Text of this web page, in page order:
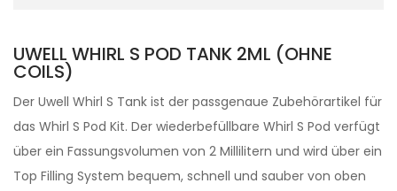
UWELL WHIRL S POD TANK 2ML (OHNE
COILS)
Der Uwell Whirl S Tank ist der passgenaue Zubehörartikel für
das Whirl S Pod Kit. Der wiederbefüllbare Whirl S Pod verfügt
über ein Fassungsvolumen von 2 Millilitern und wird über ein
Top Filling System bequem, schnell und sauber von oben